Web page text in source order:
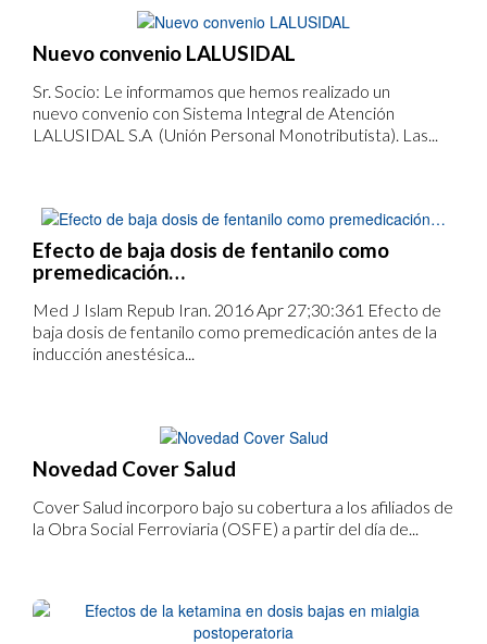
Nuevo convenio LALUSIDAL
Sr. Socio: Le informamos que hemos realizado un
nuevo convenio con Sistema Integral de Atención
LALUSIDAL S.A (Unión Personal Monotributista). Las...
Efecto de baja dosis de fentanilo como
premedicación…
Med J Islam Repub Iran. 2016 Apr 27;30:361 Efecto de
baja dosis de fentanilo como premedicación antes de la
inducción anestésica...
Novedad Cover Salud
Cover Salud incorporo bajo su cobertura a los afiliados de
la Obra Social Ferroviaria (OSFE) a partir del día de...